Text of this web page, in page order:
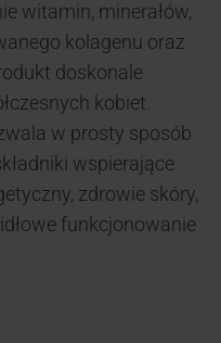
witamin, minerałów,
kolagenu oraz
doskonale
kobiet.
w prosty sposób
wspierające
zdrowie skóry,
funkcjonowanie